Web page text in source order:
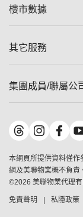
減價
美聯豪宅
獨家樓盤
租盤
自助放盤
查詢熱線
按揭計算機
負擔能力計算機
轉按計算機
繳款方式
樓市數據
樓價指數
歷史成交
屋苑成交排行榜
地區百科
其它服務
屋苑專頁
美聯精英會
美善會
地產代理管理協會
申報已遞交的購樓
集團成員/聯屬公
美聯物業
鋑聯控股*
美聯工商舖*
美聯中國
美聯澳門
美聯金融集團
本網頁所提供資料僅作
網及美聯物業概不負責
©2026 美聯物業代理
免責聲明 私隱政策